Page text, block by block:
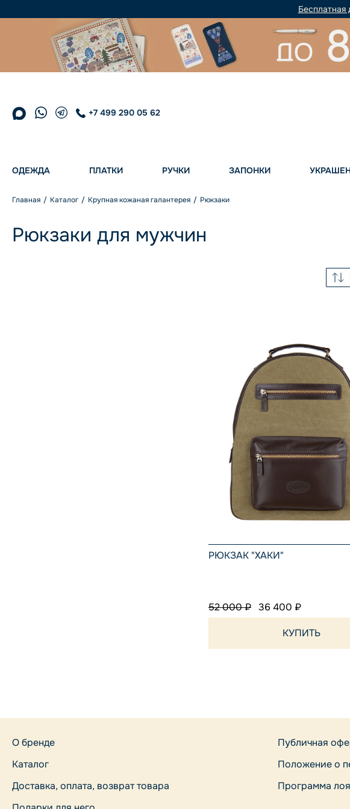
Бесплатная
+7 499 290 05 62
ОДЕЖДА ПЛАТКИ РУЧКИ ЗАПОНКИ
Главная Каталог Крупная кожаная галантерея Рюкзаки
Рюкзаки для мужчин
РЮКЗАК "ХАКИ"
52 000 ₽ 36 400 ₽
КУПИТЬ
О бренде
Каталог
Доставка, оплата, возврат товара
Публичная
Положение о
Программа